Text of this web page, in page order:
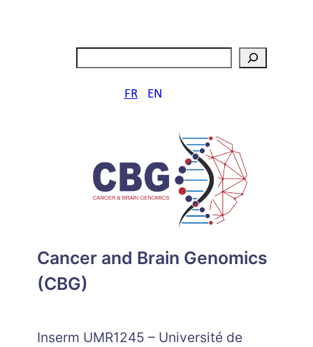
FR EN
Cancer and Brain Genomics
(CBG)
Inserm UMR1245 – Université de